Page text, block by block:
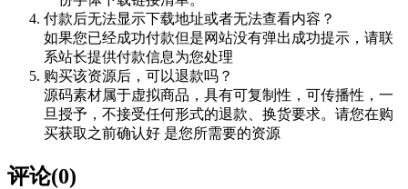
付款后无法显示下载地址或者无法查看内容？
如果您已经成功付款但是网站没有弹出成功提示，请联
系站长提供付款信息为您处理
购买该资源后，可以退款吗？
源码素材属于虚拟商品，具有可复制性，可传播性，一
旦授予，不接受任何形式的退款、换货要求。请您在购
买获取之前确认好 是您所需要的资源
评论(0)